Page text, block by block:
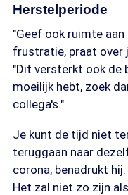
Herstelperiode
"Geef ook ruimte
frustratie, praat over
"Dit versterkt ook de
moeilijk hebt, zoek
collega's."
Je kunt de tijd niet
teruggaan naar
corona, benadrukt
Het zal niet zo zijn